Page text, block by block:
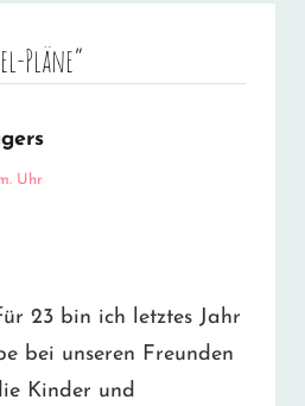
Pläne”
sagt:
Uhr
23 bin ich letztes Jahr
bei unseren Freunden
Kinder und